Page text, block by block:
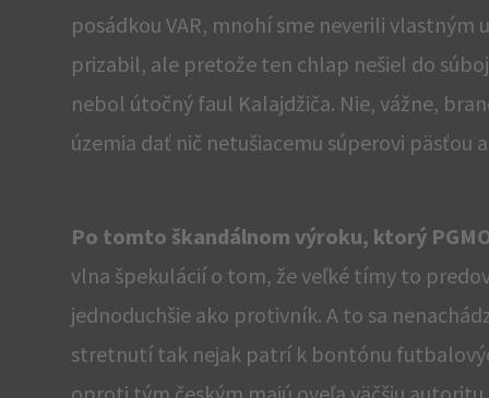
posádkou VAR, mnohí sme neverili
prizabil, ale pretože ten chlap nešiel do
nebol útočný faul Kalajdžiča. Nie, vážne,
územia dať nič netušiacemu súperovi päsťou
Po tomto škandálnom výroku, ktorý
vlna špekulácií o tom, že veľké tímy to
jednoduchšie ako protivník. A to sa
stretnutí tak nejak patrí k bontónu